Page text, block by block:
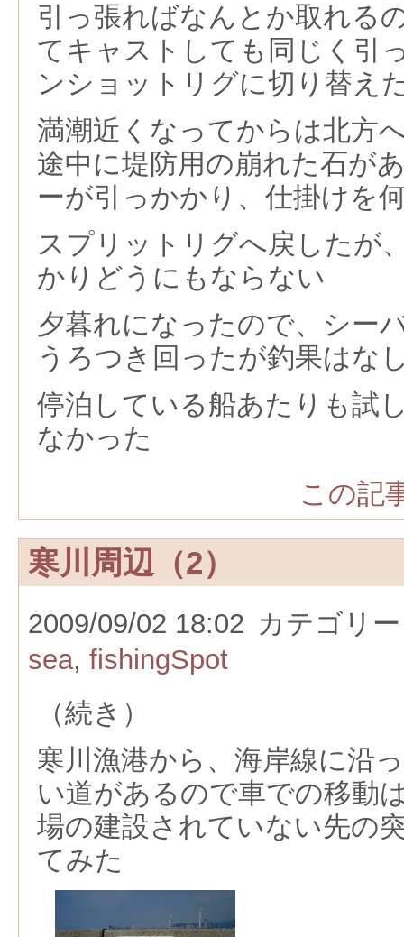
引っ張ればなんとか取れる
てキャストしても同じく引
ンショットリグに切り替え
満潮近くなってからは北方
途中に堤防用の崩れた石が
ーが引っかかり、仕掛けを
スプリットリグへ戻したが
かりどうにもならない
夕暮れになったので、シー
うろつき回ったが釣果はな
停泊している船あたりも試
なかった
この記
寒川周辺（2）
2009/09/02 18:02 カテゴリ
sea, fishingSpot
（続き）
寒川漁港から、海岸線に沿
い道があるので車での移動
場の建設されていない先の
てみた